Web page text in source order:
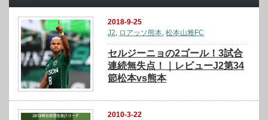
2018-9-25
J2, ロアッソ熊本,松本山雅FC
セルジーニョの2ゴール！3試合
連続無失点！｜レビューJ2第34
節松本vs熊本
2010-3-22